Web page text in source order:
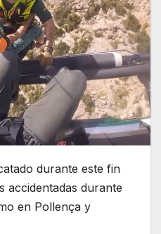
durante este fin
accidentadas durante
en Pollença y